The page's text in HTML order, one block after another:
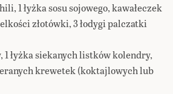
1 łyżka sosu sojowego, kawałeczek
złotówki, 3 łodygi palczatki
1 łyżka siekanych listków kolendry,
krewetek (koktajlowych lub